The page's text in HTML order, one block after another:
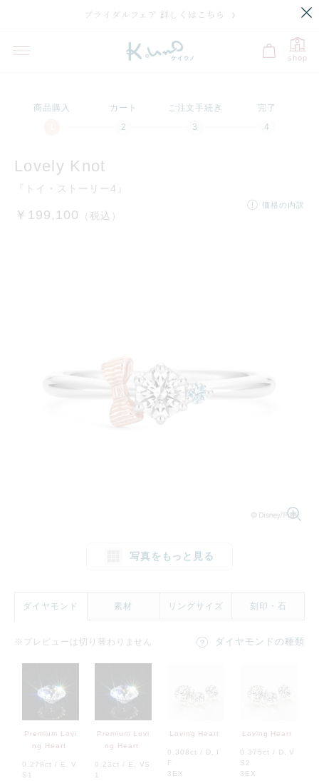
ブライダルフェア 詳しくはこちら
shop
商品購入 カート ご注文手続き 完了
Lovely Knot
『トイ・ストーリー4』
￥199,100 （税込）
価格の内訳
写真をもっと見る
ダイヤモンド 素材 リングサイズ 刻印・石
※プレビューは切り替わりません ダイヤモンドの種類
Premium Lovi
ng Heart
0.278ct / E, V
S1
Premium Lovi
ng Heart
0.23ct / E, VS
1
Loving Heart
0.308ct / D, I
F
3EX
Loving Heart
0.375ct / D, V
S2
3EX
選択中
プラチナ950×K
プラチナ950
K18イエローゴ
ールド
K18ピンクゴー
購入後のサイズ直し
ちいただき、注文者名などお客さま情報をお伝えいただければご利用可能
※ エタニティリングや着用指の変更など、一部有料となる場合がございま
刻印の入力に関する注意点 残り